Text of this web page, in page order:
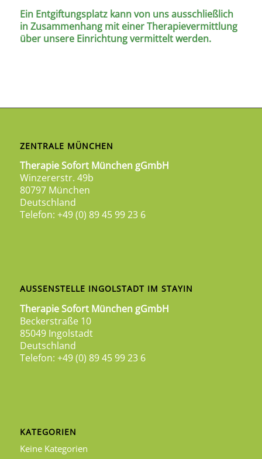
Ein Entgiftungsplatz kann von uns ausschließlich
in Zusammenhang mit einer Therapievermittlung
über unsere Einrichtung vermittelt werden.
ZENTRALE MÜNCHEN
Therapie Sofort München gGmbH
Winzererstr. 49b
80797 München
Deutschland
Telefon: +49 (0) 89 45 99 23 6
AUSSENSTELLE INGOLSTADT IM STAYIN
Therapie Sofort München gGmbH
Beckerstraße 10
85049 Ingolstadt
Deutschland
Telefon: +49 (0) 89 45 99 23 6
KATEGORIEN
Keine Kategorien